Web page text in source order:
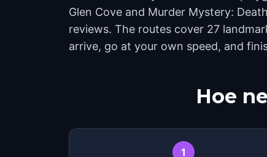
Glen Cove and Murder Mystery:
reviews. The routes cover 27
arrive, go at your own speed, and
Hoe
1